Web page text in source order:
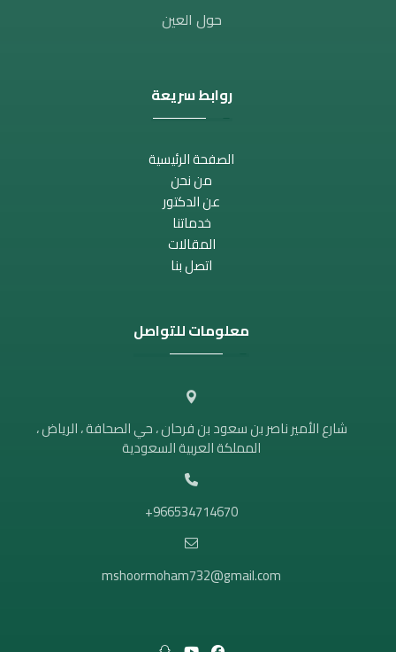
حول العين
روابط سريعة
الصفحة الرئيسية
من نحن
عن الدكتور
خدماتنا
المقالات
اتصل بنا
معلومات للتواصل
شارع الأمير ناصر بن سعود بن فرحان ، حي الصحافة ، الرياض ،
المملكة العربية السعودية
966534714670+
mshoormoham732@gmail.com